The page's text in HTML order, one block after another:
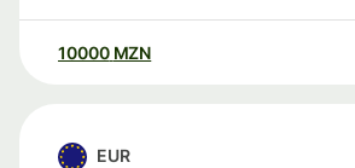
10000 MZN
EUR